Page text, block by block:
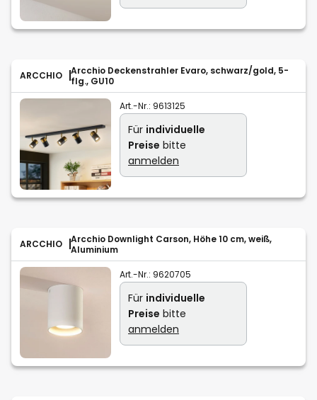
ARCCHIO
Arcchio Deckenstrahler Evaro, schwarz/gold, 5-
flg., GU10
Art.-Nr.: 9613125
Für individuelle
Preise bitte
anmelden
ARCCHIO
Arcchio Downlight Carson, Höhe 10 cm, weiß,
Aluminium
Art.-Nr.: 9620705
Für individuelle
Preise bitte
anmelden